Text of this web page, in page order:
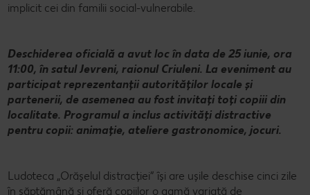
implicit cei din familii social-vulnerabile.
Deschiderea oficială a avut loc în data de 25 iunie, ora
11:00, în satul Jevreni, raionul Criuleni. La eveniment au
participat reprezentanții autorităților locale și
partenerii, de asemenea au fost invitați toți copiii din
localitate. Programul a inclus activități distractive
pentru copii: animație, ateliere gastronomice, jocuri.
Ludoteca „Orășelul distracției” își are ușile deschise cinci zile
în săptămână și oferă copiilor o gamă variată de